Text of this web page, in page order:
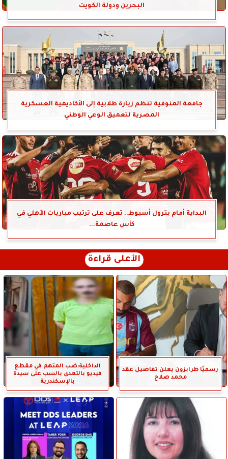
البحرين ودولة الكويت
جامعة المنوفية تنظم زيارة طلابية إلى الأكاديمية العسكرية
المصرية لتعميق الوعي الوطني
البداية أمام بترول أسيوط.. تعرف على ترتيب مباريات الأهلي في
كأس عاصمة...
الأعلى قراءة
رسميًا طرابزون يعلن تفاصيل عقد
محمد صلاح
الداخلية:ضب المتهم في مقطع
فيديو بالتعدى بالسب على سيدة
بالإسكندرية